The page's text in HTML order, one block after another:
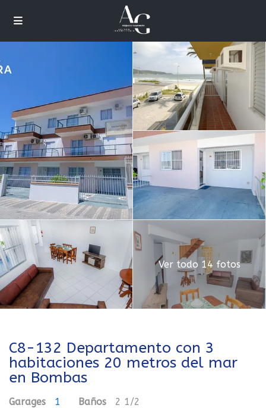
Ver todo 14 fotos
C8-132 Departamento con 3
habitaciones 20 metros del mar
en Bombas
Garages 1 Baños 2 1/2